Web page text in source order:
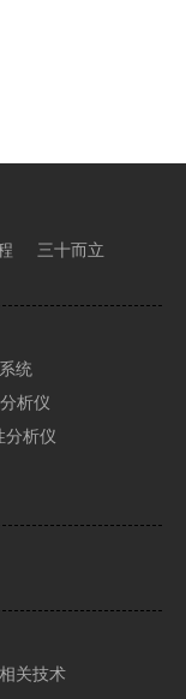
三十而立
统
析仪
分析仪
关技术